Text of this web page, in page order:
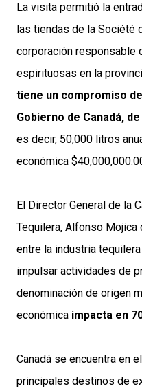
La visita permitió la
las tiendas de la Société
corporación responsable
espirituosas en la
tiene un compromiso
Gobierno de Canadá,
es decir, 50,000 litros
económica
El Director General de la
Tequilera, Alfonso
entre la industria
impulsar actividades de
denominación de origen
económica impacta en
Canadá se encuentra en
principales destinos de